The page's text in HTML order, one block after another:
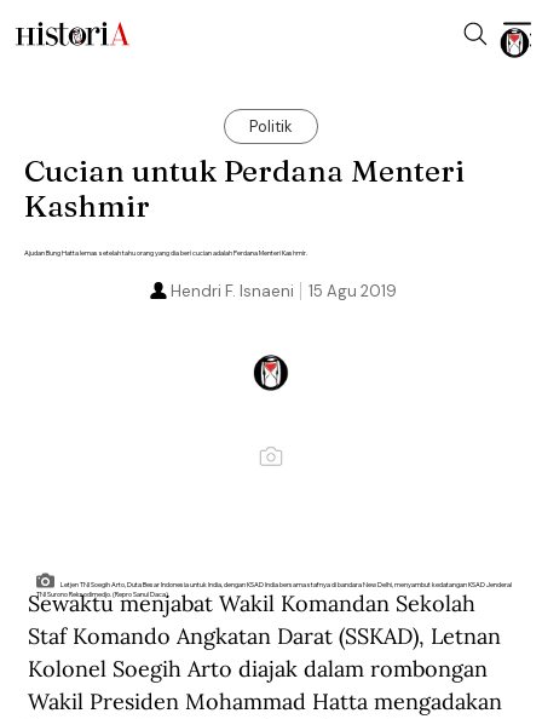
Politik
Cucian untuk Perdana Menteri
Kashmir
Ajudan Bung Hatta lemas setelah tahu orang yang dia beri cucian adalah Perdana Menteri Kashmir.
15 Agu 2019
Hendri F. Isnaeni
Letjen TNI Soegih Arto, Duta Besar Indonesia untuk India, dengan KSAD India bersama stafnya di bandara New Delhi, menyambut kedatangan KSAD Jenderal
TNI Surono Reksodimedjo. (Repro Sanul Daca).
Sewaktu menjabat Wakil Komandan Sekolah
Staf Komando Angkatan Darat (SSKAD), Letnan
Kolonel Soegih Arto diajak dalam rombongan
Wakil Presiden Mohammad Hatta mengadakan